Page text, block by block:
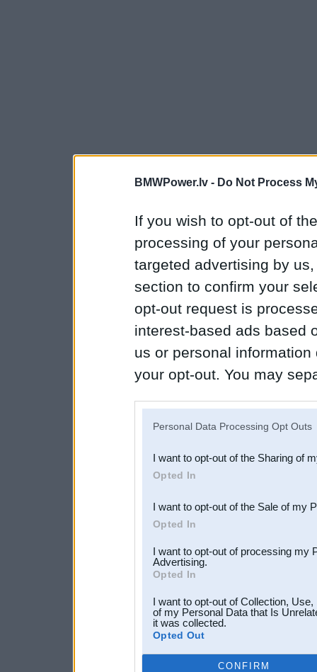
BMWPower.lv - Do Not Process
If you wish to opt-out of
processing of your
targeted advertising by
section to confirm your
opt-out request is
interest-based ads based
us or personal
your opt-out. You may
Downstream Participants
third parties.
Personal Data Processing Opt Outs
I want to opt-out of the Sharing of
Opted In
I want to opt-out of the Sale of my
Opted In
I want to opt-out of processing my
Advertising.
Opted In
I want to opt-out of Collection,
of my Personal Data that Is
it was collected.
Opted Out
CONFIRM